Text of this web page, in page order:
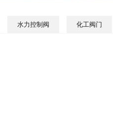
水力控制阀 化工阀门